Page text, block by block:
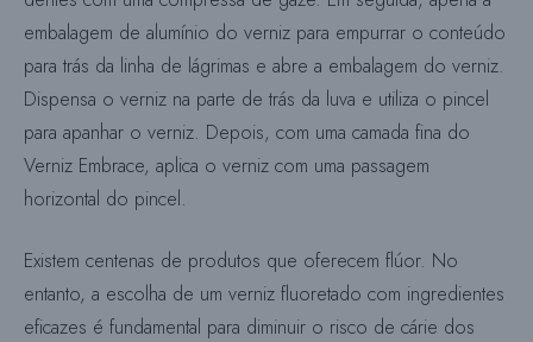
embalagem de alumínio do verniz para empurrar o conteúdo
para trás da linha de lágrimas e abre a embalagem do verniz.
Dispensa o verniz na parte de trás da luva e utiliza o pincel
para apanhar o verniz. Depois, com uma camada fina do
Verniz Embrace, aplica o verniz com uma passagem
horizontal do pincel.
Existem centenas de produtos que oferecem flúor. No
entanto, a escolha de um verniz fluoretado com ingredientes
eficazes é fundamental para diminuir o risco de cárie dos